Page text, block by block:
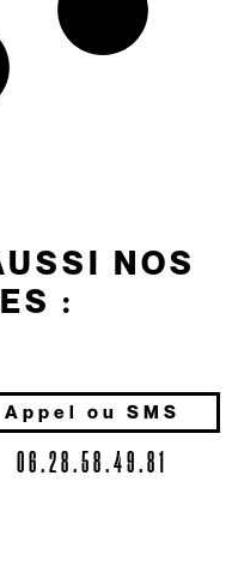
NOS
:
Appel ou SMS
06.28.58.49.81